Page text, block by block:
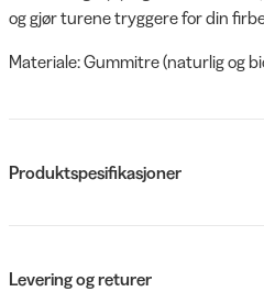
og gjør turene tryggere for din
Materiale: Gummitre (naturlig og
Produktspesifikasjoner
Levering og returer